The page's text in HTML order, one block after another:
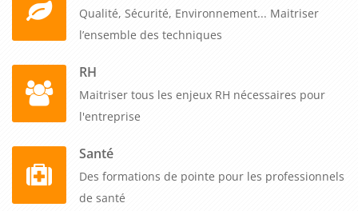
Qualité, Sécurité, Environnement... Maitriser
l’ensemble des techniques
RH
Maitriser tous les enjeux RH nécessaires pour
l'entreprise
Santé
Des formations de pointe pour les professionnels
de santé